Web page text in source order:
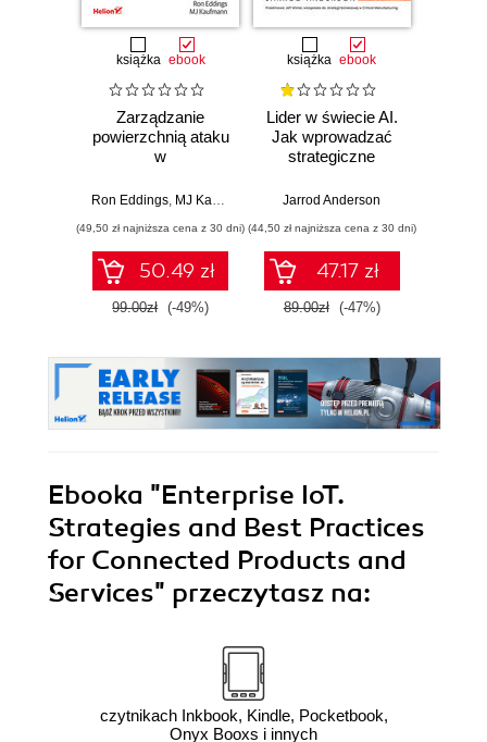
książka ebook
Zarządzanie
powierzchnią ataku
w
Strategie i techniki
cyfrowych
Ron Eddings, MJ Kaufmann
(49,50 zł najniższa cena z 30 dni)
50.49 zł
99.00zł (-49%)
książka ebook
Lider w świecie AI.
Jak wprowadzać
strategiczne
biznes i
zespołowi w erze
sztucznej
inteligencji
Jarrod Anderson
(44,50 zł najniższa cena z 30 dni)
47.17 zł
89.00zł (-47%)
Ebooka "Enterprise IoT.
Strategies and Best Practices
for Connected Products and
Services" przeczytasz na:
czytnikach Inkbook, Kindle, Pocketbook,
Onyx Booxs i innych